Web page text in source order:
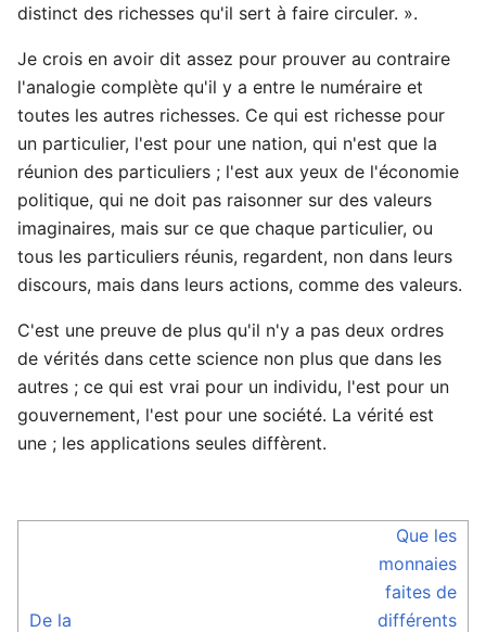
distinct des richesses qu'il sert à faire circuler. ».
Je crois en avoir dit assez pour prouver au contraire
l'analogie complète qu'il y a entre le numéraire et
toutes les autres richesses. Ce qui est richesse pour
un particulier, l'est pour une nation, qui n'est que la
réunion des particuliers ; l'est aux yeux de l'économie
politique, qui ne doit pas raisonner sur des valeurs
imaginaires, mais sur ce que chaque particulier, ou
tous les particuliers réunis, regardent, non dans leurs
discours, mais dans leurs actions, comme des valeurs.
C'est une preuve de plus qu'il n'y a pas deux ordres
de vérités dans cette science non plus que dans les
autres ; ce qui est vrai pour un individu, l'est pour un
gouvernement, l'est pour une société. La vérité est
une ; les applications seules diffèrent.
De la
Que les
monnaies
faites de
différents